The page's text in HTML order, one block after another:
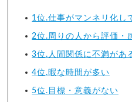
1位.仕事がマンネリ化し
2位.周りの人から評価・
3位.人間関係に不満があ
4位.暇な時間が多い
5位.目標・意義がない